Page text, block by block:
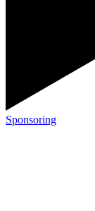
Sponsoring